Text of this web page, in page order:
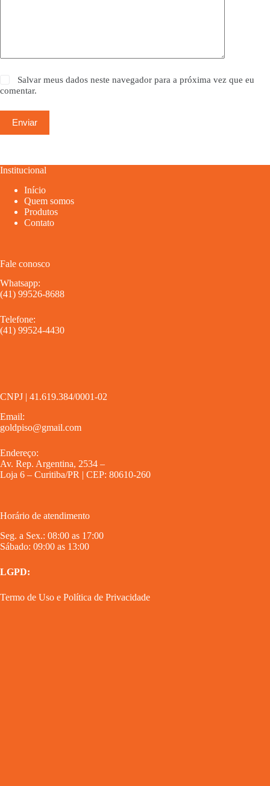
Salvar meus dados neste navegador para a próxima vez que eu
comentar.
Enviar
Institucional
Início
Quem somos
Produtos
Contato
Fale conosco
Whatsapp:
(41) 99526-8688
Telefone:
(41) 99524-4430
CNPJ | 41.619.384/0001-02
Email:
goldpiso@gmail.com
Endereço:
Av. Rep. Argentina, 2534 –
Loja 6 – Curitiba/PR | CEP: 80610-260
Horário de atendimento
Seg. a Sex.: 08:00 as 17:00
Sábado: 09:00 as 13:00
LGPD:
Termo de Uso e Política de Privacidade